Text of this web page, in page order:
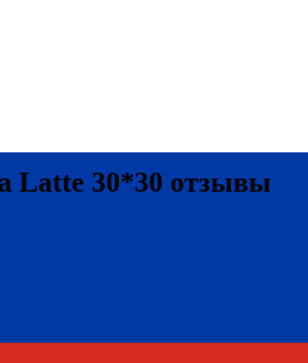
Latte 30*30 отзывы